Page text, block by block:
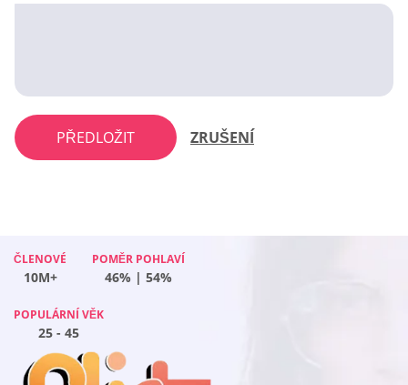
PŘEDLOŽIT ZRUŠENÍ
ČLENOVÉ
10M+
POMĚR POHLAVÍ
46% | 54%
POPULÁRNÍ VĚK
25 - 45
ČLENOVÉ
10M+
POMĚR POHLAVÍ
55% | 45%
POPULÁRNÍ VĚK
25 - 45
ČLENOVÉ
10M+
POMĚR POHLAVÍ
41% | 59%
POPULÁRNÍ VĚK
25 - 45
ČLENOVÉ
10M+
POMĚR POHLAVÍ
50% | 50%
POPULÁRNÍ VĚK
25 - 45